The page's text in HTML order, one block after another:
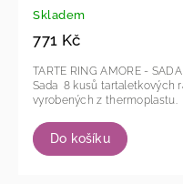
Skladem
771 Kč
Do košíku
TARTE RING AMORE -
Sada 8 kusů tartaletkových